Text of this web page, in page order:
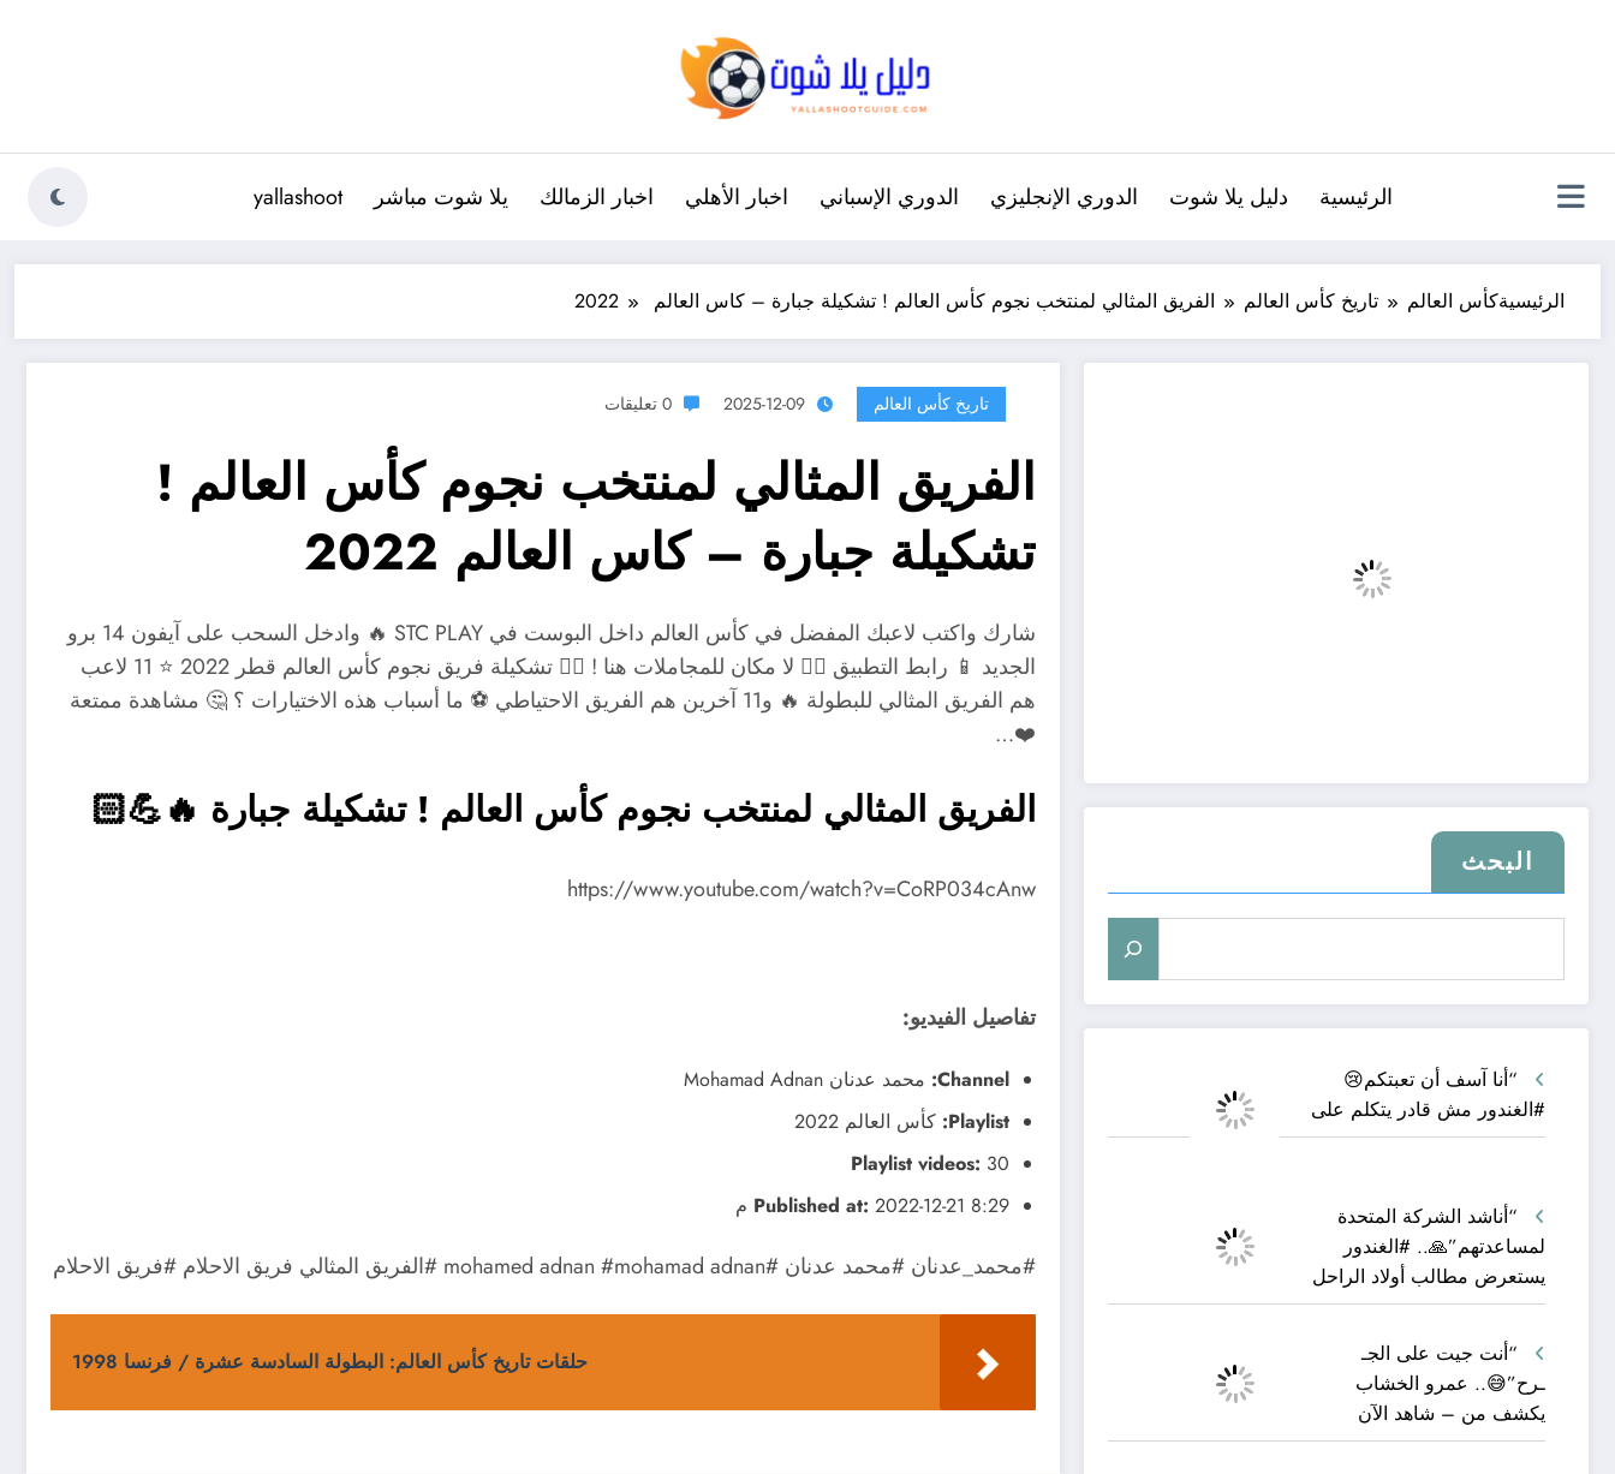
الرئيسية دليل يلا شوت الدوري الإنجليزي الدوري الإسباني اخبار الأهلي اخبار الزمالك يلا شوت مباشر yallashoot
الرئيسيةكأس العالم تاريخ كأس العالم الفريق المثالي لمنتخب نجوم كأس العالم ! تشكيلة جبارة – كاس العالم 2022
البحث
“أنا آسف أن تعبتكم😢
#الغندور مش قادر يتكلم على
“أناشد الشركة المتحدة
لمساعدتهم”🙏.. #الغندور
يستعرض مطالب أولاد الراحل
“أنت جيت على الجـ
ـرح”😅.. عمرو الخشاب
يكشف من – شاهد الآن
تاريخ كأس العالم 2025-12-09 0 تعليقات
الفريق المثالي لمنتخب نجوم كأس العالم !
تشكيلة جبارة – كاس العالم 2022
شارك واكتب لاعبك المفضل في كأس العالم داخل البوست في STC PLAY 🔥 وادخل السحب على آيفون 14 برو
الجديد 📱 رابط التطبيق 👆🏼 لا مكان للمجاملات هنا ! ✋🏼 تشكيلة فريق نجوم كأس العالم قطر 2022 ⭐️ 11 لاعب
هم الفريق المثالي للبطولة 🔥 و11 آخرين هم الفريق الاحتياطي ⚽️ ما أسباب هذه الاختيارات ؟ 🤔 مشاهدة ممتعة
❤️…
الفريق المثالي لمنتخب نجوم كأس العالم ! تشكيلة جبارة 🔥💪🏻
https://www.youtube.com/watch?v=CoRP034cAnw
تفاصيل الفيديو:
Channel: محمد عدنان Mohamad Adnan
Playlist: كأس العالم 2022
Playlist videos: 30
Published at: 2022-12-21 8:29 م
#محمد_عدنان #محمد عدنان #mohamed adnan #mohamad adnan #الفريق المثالي فريق الاحلام #فريق الاحلام
حلقات تاريخ كأس العالم: البطولة السادسة عشرة / فرنسا 1998